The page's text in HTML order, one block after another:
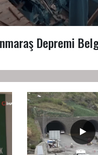
Depremi